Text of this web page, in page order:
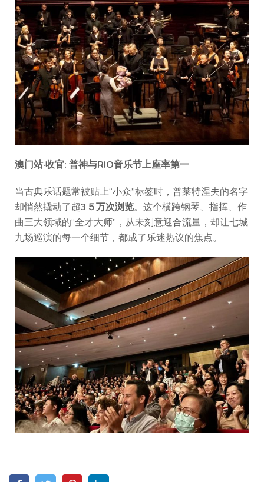
澳门站·收官: 普神与RIO音乐节上座率第一
当古典乐话题常被贴上“小众”标签时，普莱特涅夫的名字
却悄然撬动了超3５万次浏览。这个横跨钢琴、指挥、作
曲三大领域的“全才大师”，从未刻意迎合流量，却让七城
九场巡演的每一个细节，都成了乐迷热议的焦点。